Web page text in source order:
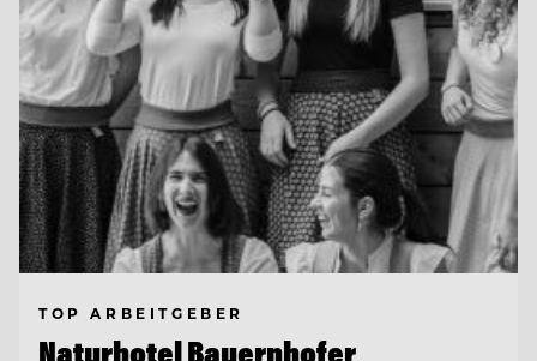
TOP ARBEITGEBER
Naturhotel Bauernhofer